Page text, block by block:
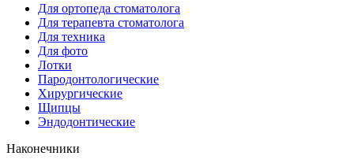
Для ортопеда стоматолога
Для терапевта стоматолога
Для техника
Для фото
Лотки
Пародонтологические
Хирургические
Щипцы
Эндодонтические
Наконечники